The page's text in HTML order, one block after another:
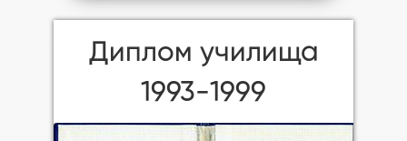
Диплом училища
1993-1999